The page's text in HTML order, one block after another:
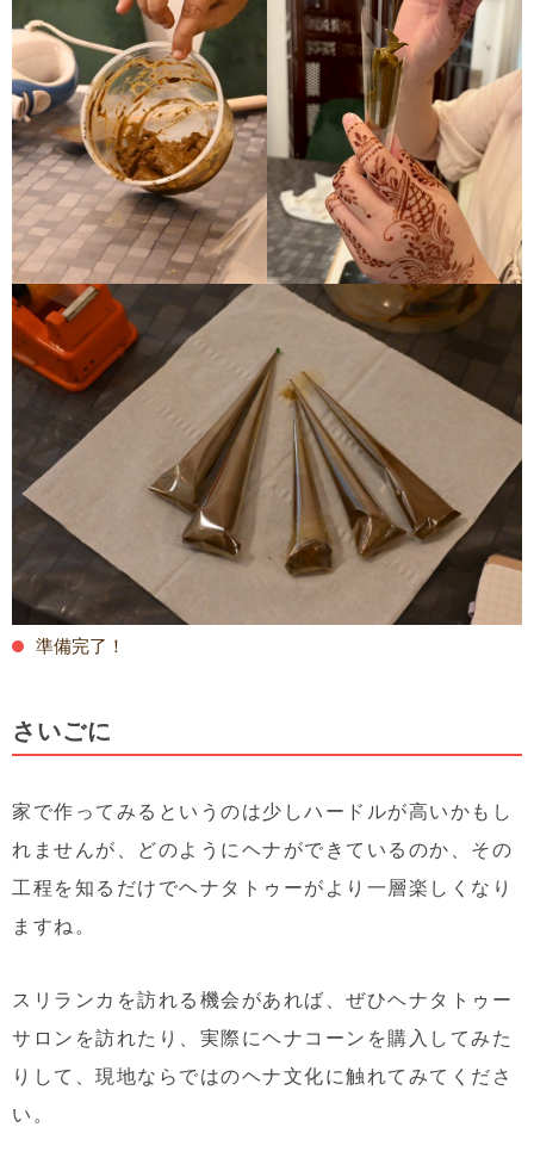
準備完了！
さいごに
家で作ってみるというのは少しハードルが高いかもし
れませんが、どのようにヘナができているのか、その
工程を知るだけでヘナタトゥーがより一層楽しくなり
ますね。
スリランカを訪れる機会があれば、ぜひヘナタトゥー
サロンを訪れたり、実際にヘナコーンを購入してみた
りして、現地ならではのヘナ文化に触れてみてくださ
い。